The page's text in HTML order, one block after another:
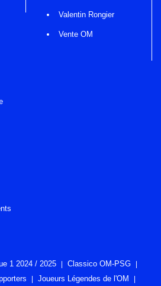
Valentin Rongier
Vente OM
1 2024 / 2025
Classico OM-PSG
Joueurs Légendes de l'OM